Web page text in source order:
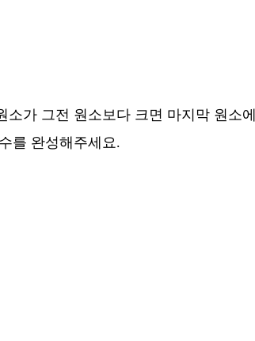
소가 그전 원소보다 크면 마지막 원소
를 완성해주세요.